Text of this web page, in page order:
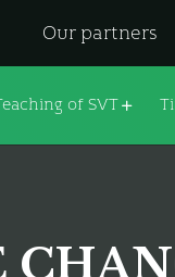
Our partners
of SVT